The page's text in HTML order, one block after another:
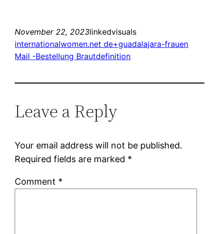
November 22, 2023linkedvisuals
internationalwomen.net de+guadalajara-frauen
Mail -Bestellung Brautdefinition
Leave a Reply
Your email address will not be published.
Required fields are marked *
Comment *